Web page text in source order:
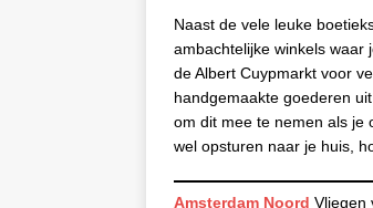
Naast de vele leuke
ambachtelijke winkels waar
de Albert Cuypmarkt voor
handgemaakte goederen
om dit mee te nemen als je
wel opsturen naar je huis,
Amsterdam Noord Vliegen